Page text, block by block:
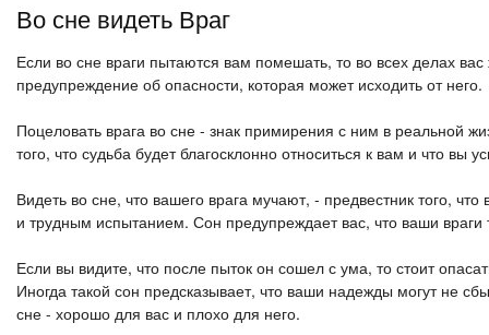
Во сне видеть Враг
Если во сне враги пытаются вам помешать, то во всех делах
предупреждение об опасности, которая может исходить от него.
Поцеловать врага во сне - знак примирения с ним в реальной
того, что судьба будет благосклонно относиться к вам и что вы
Видеть во сне, что вашего врага мучают, - предвестник того,
и трудным испытанием. Сон предупреждает вас, что ваши
Если вы видите, что после пыток он сошел с ума, то стоит
Иногда такой сон предсказывает, что ваши надежды могут не
сне - хорошо для вас и плохо для него.